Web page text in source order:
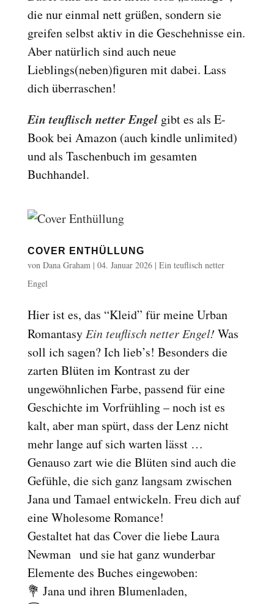
die nur einmal nett grüßen, sondern sie
greifen selbst aktiv in die Geschehnisse ein.
Aber natürlich sind auch neue
Lieblings(neben)figuren mit dabei. Lass
dich überraschen!
Ein teuflisch netter Engelgibt es als E-
Book bei Amazon (auch kindle unlimited)
und als Taschenbuch im gesamten
Buchhandel.
COVER ENTHÜLLUNG
von Dana Graham| 04. Januar 2026| Ein teuflisch netter
Engel
Hier ist es, das “Kleid” für meine Urban
Romantasy Ein teuflisch netter Engel! Was
soll ich sagen? Ich lieb’s! Besonders die
zarten Blüten im Kontrast zu der
ungewöhnlichen Farbe, passend für eine
Geschichte im Vorfrühling – noch ist es
kalt, aber man spürt, dass der Lenz nicht
mehr lange auf sich warten lässt …
Genauso zart wie die Blüten sind auch die
Gefühle, die sich ganz langsam zwischen
Jana und Tamael entwickeln. Freu dich auf
eine Wholesome Romance!
Gestaltet hat das Cover die liebe Laura
Newman und sie hat ganz wunderbar
Elemente des Buches eingewoben:
💐 Jana und ihren Blumenladen,